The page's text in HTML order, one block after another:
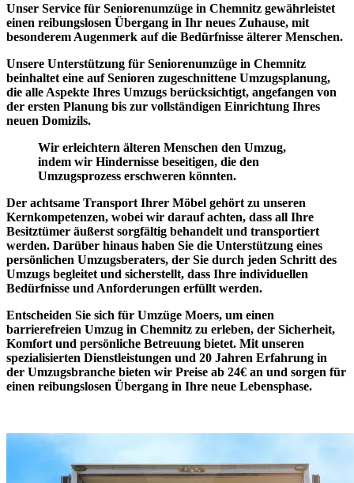
Unser Service für Seniorenumzüge in Chemnitz gewährleistet
einen reibungslosen Übergang in Ihr neues Zuhause, mit
besonderem Augenmerk auf die Bedürfnisse älterer Menschen.
Unsere Unterstützung für Seniorenumzüge in Chemnitz
beinhaltet eine auf Senioren zugeschnittene Umzugsplanung,
die alle Aspekte Ihres Umzugs berücksichtigt, angefangen von
der ersten Planung bis zur vollständigen Einrichtung Ihres
neuen Domizils.
Wir erleichtern älteren Menschen den Umzug,
indem wir Hindernisse beseitigen, die den
Umzugsprozess erschweren könnten.
Der achtsame Transport Ihrer Möbel gehört zu unseren
Kernkompetenzen, wobei wir darauf achten, dass all Ihre
Besitztümer äußerst sorgfältig behandelt und transportiert
werden. Darüber hinaus haben Sie die Unterstützung eines
persönlichen Umzugsberaters, der Sie durch jeden Schritt des
Umzugs begleitet und sicherstellt, dass Ihre individuellen
Bedürfnisse und Anforderungen erfüllt werden.
Entscheiden Sie sich für Umzüge Moers, um einen
barrierefreien Umzug in Chemnitz zu erleben, der Sicherheit,
Komfort und persönliche Betreuung bietet. Mit unseren
spezialisierten Dienstleistungen und 20 Jahren Erfahrung in
der Umzugsbranche bieten wir Preise ab 24€ an und sorgen für
einen reibungslosen Übergang in Ihre neue Lebensphase.